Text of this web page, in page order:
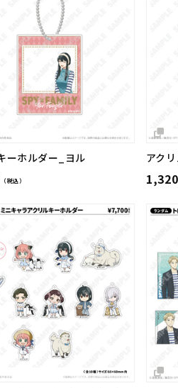
ーホルダー_ヨル
（税込）
アク